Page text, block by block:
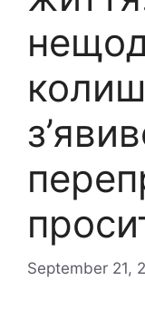
September 21,